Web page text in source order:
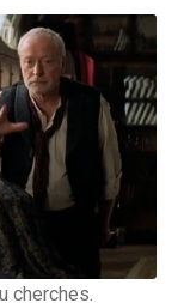
cherches.